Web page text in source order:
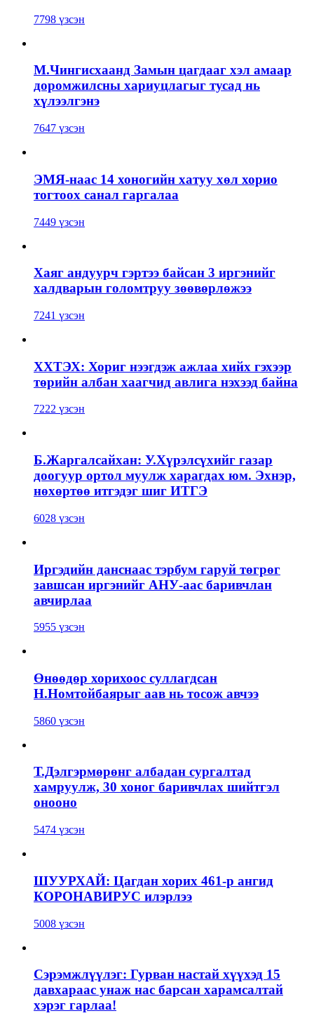
7798 үзсэн
М.Чингисхаанд Замын цагдааг хэл амаар
доромжилсны хариуцлагыг тусад нь
хүлээлгэнэ
7647 үзсэн
ЭМЯ-наас 14 хоногийн хатуу хөл хорио
тогтоох санал гаргалаа
7449 үзсэн
Хаяг андуурч гэртээ байсан 3 иргэнийг
халдварын голомтруу зөөвөрлөжээ
7241 үзсэн
ХХТЭХ: Хориг нээгдэж ажлаа хийх гэхээр
төрийн албан хаагчид авлига нэхээд байна
7222 үзсэн
Б.Жаргалсайхан: У.Хүрэлсүхийг газар
доогуур ортол муулж харагдах юм. Эхнэр,
нөхөртөө итгэдэг шиг ИТГЭ
6028 үзсэн
Иргэдийн данснаас тэрбум гаруй төгрөг
завшсан иргэнийг АНУ-аас баривчлан
авчирлаа
5955 үзсэн
Өнөөдөр хорихоос суллагдсан
Н.Номтойбаярыг аав нь тосож авчээ
5860 үзсэн
Т.Дэлгэрмөрөнг албадан сургалтад
хамруулж, 30 хоног баривчлах шийтгэл
онооно
5474 үзсэн
ШУУРХАЙ: Цагдан хорих 461-р ангид
КОРОНАВИРУС илэрлээ
5008 үзсэн
Сэрэмжлүүлэг: Гурван настай хүүхэд 15
давхараас унаж нас барсан харамсалтай
хэрэг гарлаа!